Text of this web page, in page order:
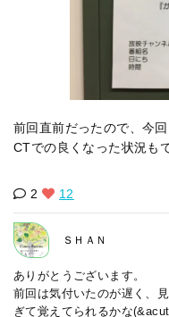
前回直前だったので、今回
CTでの良くなった状況も
2 12
ＳＨＡＮ
ありがとうございます。
前回は気付いたのが遅く、
ぎて覚えてられるかな